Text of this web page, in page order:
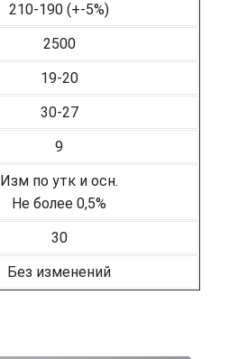
210-190 (+-5%)
2500
19-20
30-27
9
Изм по утк и осн.
Не более 0,5%
30
Без изменений